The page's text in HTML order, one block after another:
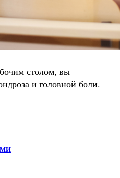
столом, вы
и головной боли.